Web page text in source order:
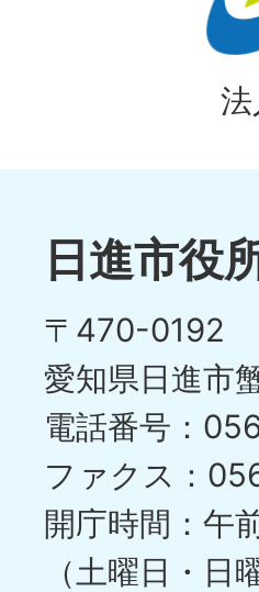
日進市役
〒470-0192
愛知県日進市
電話番号：
ファクス：
開庁時間：午
（土曜日・